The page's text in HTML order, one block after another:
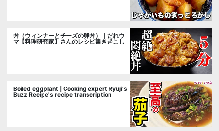
丼（ウィンナーとチーズの卵丼）｜だれウ
マ【料理研究家】さんのレシピ書き起こし
Boiled eggplant | Cooking expert Ryuji's
Buzz Recipe's recipe transcription